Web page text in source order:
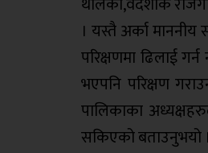
। यस्तै अर्का
परिक्षणमा ढिलाई
भएपनि परिक्षण
पालिकाका
सकिएको बताउनुभयो ।